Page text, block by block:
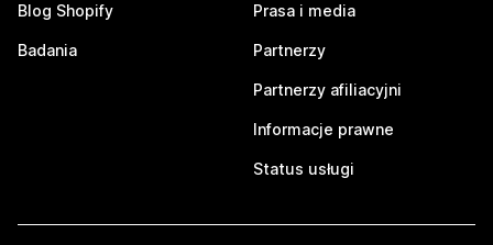
Blog Shopify
Badania
Prasa i media
Partnerzy
Partnerzy afiliacyjni
Informacje prawne
Status usługi